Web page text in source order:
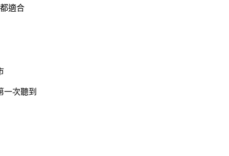
適合
一次聽到